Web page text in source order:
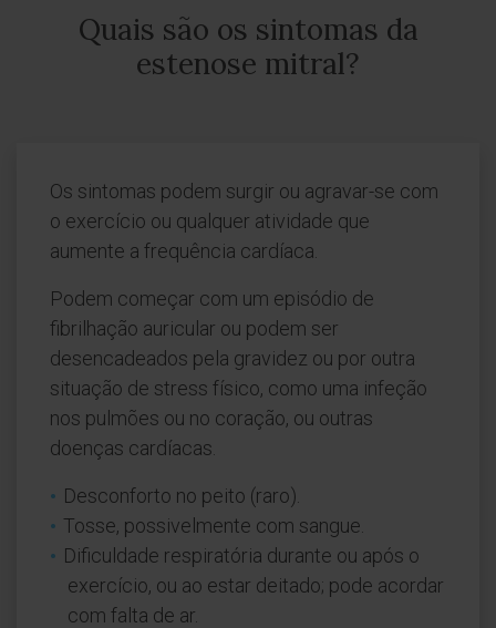
Quais são os sintomas da
estenose mitral?
Os sintomas podem surgir ou agravar-se com
o exercício ou qualquer atividade que
aumente a frequência cardíaca.
Podem começar com um episódio de
fibrilhação auricular ou podem ser
desencadeados pela gravidez ou por outra
situação de stress físico, como uma infeção
nos pulmões ou no coração, ou outras
doenças cardíacas.
Desconforto no peito (raro).
Tosse, possivelmente com sangue.
Dificuldade respiratória durante ou após o
exercício, ou ao estar deitado; pode acordar
com falta de ar.